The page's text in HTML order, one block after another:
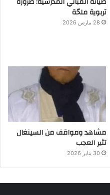
تربوية ملحّة
28 مارس 2026
مشاهد ومواقف من السينغال
تثير العجب
30 يناير 2026